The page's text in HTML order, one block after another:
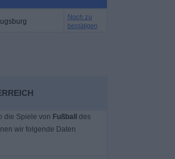
Noch zu
bestätigen
die Spiele von Fußball
des
wir folgende Daten